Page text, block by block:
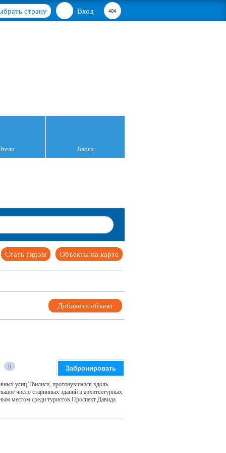
Вход
страну
Блоги
Объекты на карте
Стать гидом
Добавить объект
0 Забронировать
улиц Тбилиси, протянувшаяся вдоль
число старинных зданий и архитектурных
местом среди туристов.Проспект Давида